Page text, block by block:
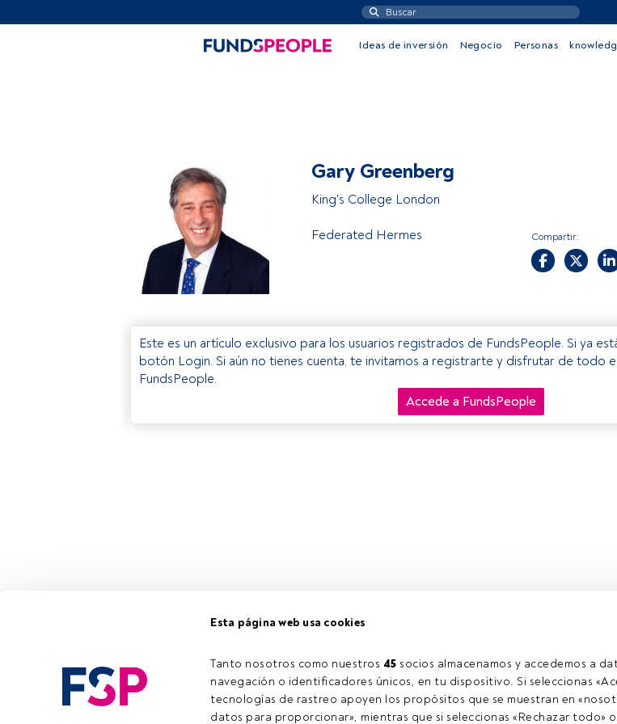
Esta página web usa cookies
Tanto nosotros como nuestros 45 socios almacenamos y accedemos a
navegación o identificadores únicos, en tu dispositivo. Si seleccionas
tecnologías de rastreo apoyen los propósitos que se muestran en
datos para proporcionar», mientras que si seleccionas «Rechazar todo»
Ideas de inversión Negocio Personas
Gary Greenberg
King's College London
Federated Hermes Compartir:
Este es un artículo exclusivo para los usuarios registrados de FundsPeople. Si ya
botón Login. Si aún no tienes cuenta, te invitamos a registrarte y disfrutar de todo
FundsPeople.
Accede a FundsPeople